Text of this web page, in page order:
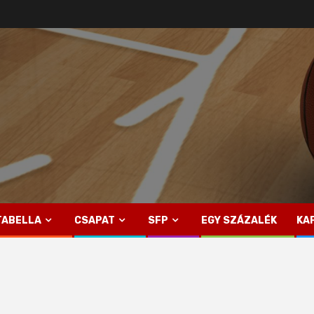
CSAPAT SFP EGY SZÁZALÉK